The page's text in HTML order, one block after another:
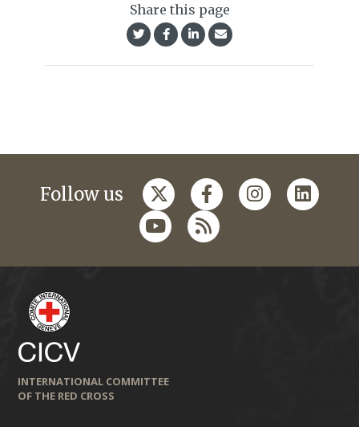
Share this page
Follow us
INTERNATIONAL COMMITTEE
OF THE RED CROSS